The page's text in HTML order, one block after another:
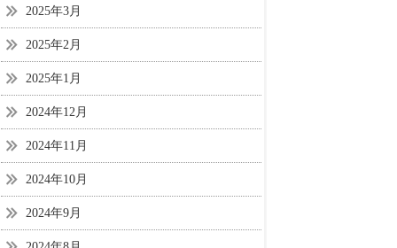
2025年3月
2025年2月
2025年1月
2024年12月
2024年11月
2024年10月
2024年9月